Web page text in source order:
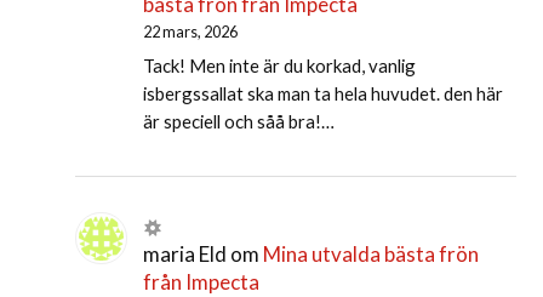
22 mars, 2026
Tack! Men inte är du korkad, vanlig
isbergssallat ska man ta hela huvudet. den här
är speciell och såå bra!…
maria Eld om Mina utvalda bästa frön
från Impecta